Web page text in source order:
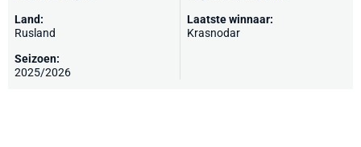
Land:
Rusland
Seizoen:
2025/2026
Laatste winnaar:
Krasnodar